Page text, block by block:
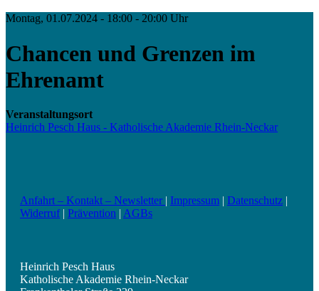
Montag, 01.07.2024 - 18:00 - 20:00 Uhr
Chancen und Grenzen im
Ehrenamt
Veranstaltungsort
Heinrich Pesch Haus - Katholische Akademie Rhein-Neckar
Anfahrt – Kontakt – Newsletter | Impressum | Datenschutz |
Widerruf| Prävention | AGBs
Heinrich Pesch Haus
Katholische Akademie Rhein-Neckar